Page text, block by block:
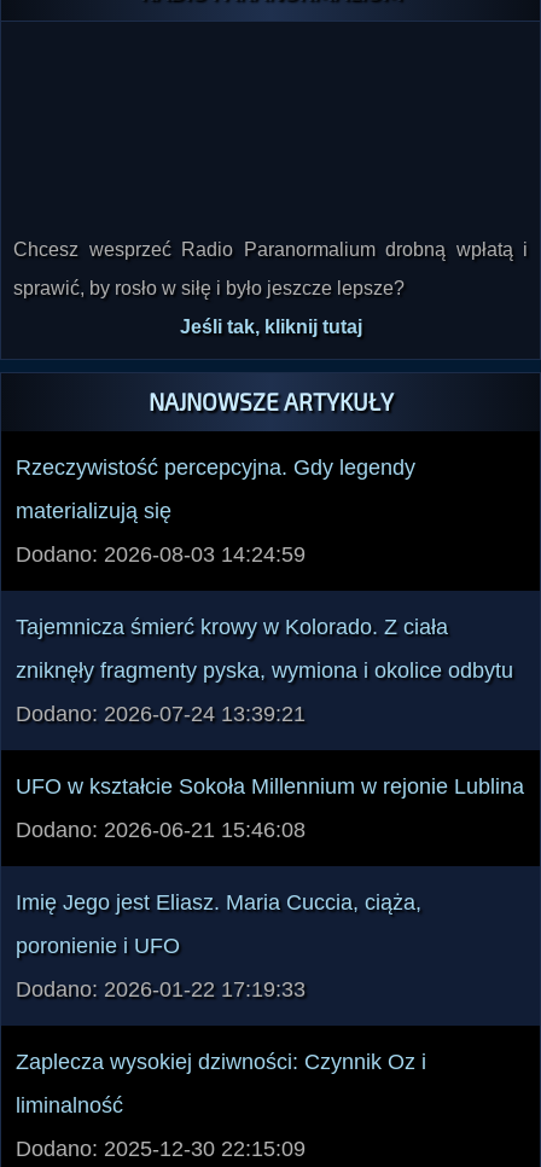
Chcesz wesprzeć Radio Paranormalium drobną wpłatą i
sprawić, by rosło w siłę i było jeszcze lepsze?
Jeśli tak, kliknij tutaj
NAJNOWSZE ARTYKUŁY
Rzeczywistość percepcyjna. Gdy legendy
materializują się
Dodano: 2026-08-03 14:24:59
Tajemnicza śmierć krowy w Kolorado. Z ciała
zniknęły fragmenty pyska, wymiona i okolice odbytu
Dodano: 2026-07-24 13:39:21
UFO w kształcie Sokoła Millennium w rejonie Lublina
Dodano: 2026-06-21 15:46:08
Imię Jego jest Eliasz. Maria Cuccia, ciąża,
poronienie i UFO
Dodano: 2026-01-22 17:19:33
Zaplecza wysokiej dziwności: Czynnik Oz i
liminalność
Dodano: 2025-12-30 22:15:09